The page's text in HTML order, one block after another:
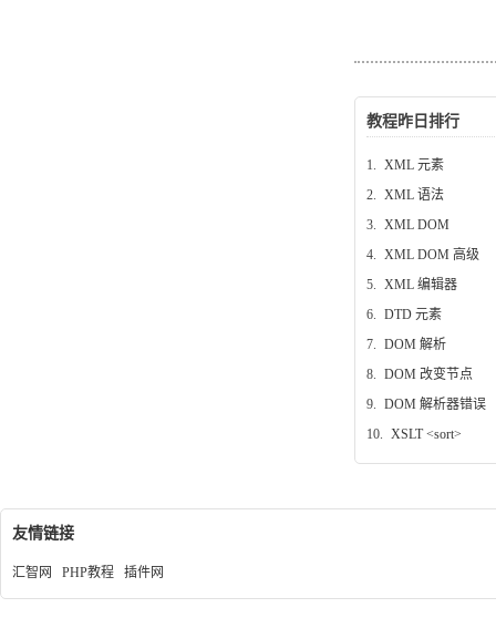
教程昨日排行
1. XML 元素
2. XML 语法
3. XML DOM
4. XML DOM 高级
5. XML 编辑器
6. DTD 元素
7. DOM 解析
8. DOM 改变节点
9. DOM 解析器错误
10. XSLT <sort>
友情链接
汇智网 PHP教程 插件网